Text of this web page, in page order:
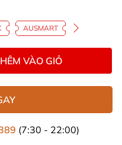
AUSMART
VÀO GIỎ
(7:30 - 22:00)